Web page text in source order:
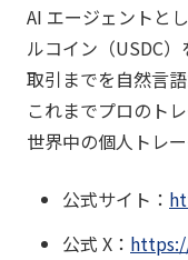
AI エージェントと
ルコイン（USDC
取引までを自然言
これまでプロのト
世界中の個人トレ
公式サイト：
公式 X：